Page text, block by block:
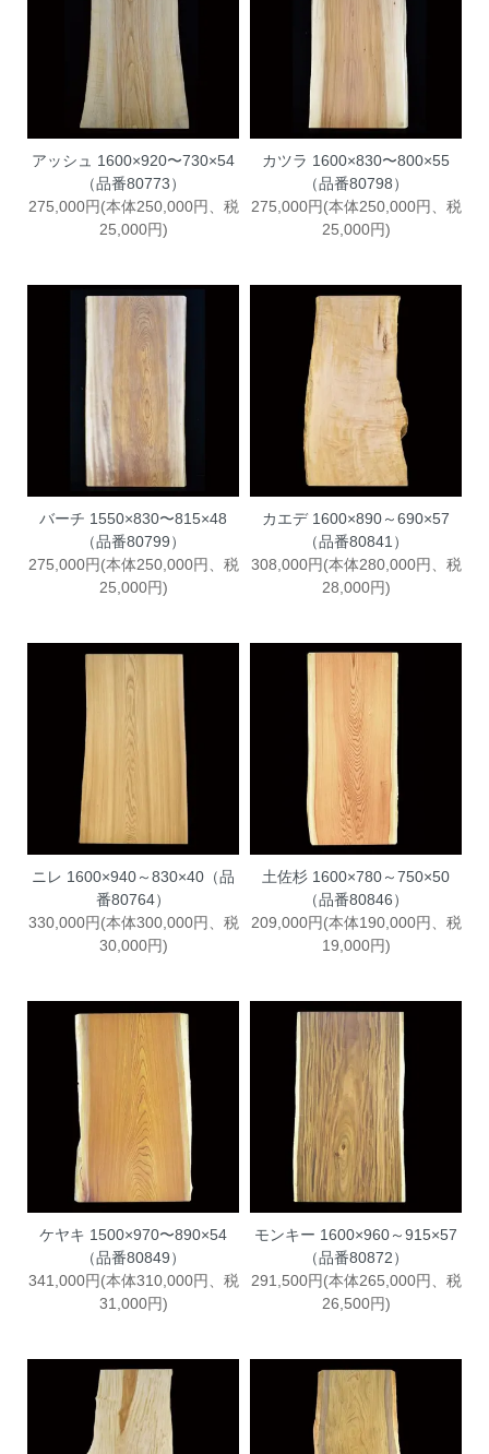
アッシュ 1600×920〜730×54
（品番80773）
275,000円(本体250,000円、税
25,000円)
カツラ 1600×830〜800×55
（品番80798）
275,000円(本体250,000円、税
25,000円)
バーチ 1550×830〜815×48
（品番80799）
275,000円(本体250,000円、税
25,000円)
カエデ 1600×890～690×57
（品番80841）
308,000円(本体280,000円、税
28,000円)
ニレ 1600×940～830×40（品
番80764）
330,000円(本体300,000円、税
30,000円)
土佐杉 1600×780～750×50
（品番80846）
209,000円(本体190,000円、税
19,000円)
ケヤキ 1500×970〜890×54
（品番80849）
341,000円(本体310,000円、税
31,000円)
モンキー 1600×960～915×57
（品番80872）
291,500円(本体265,000円、税
26,500円)